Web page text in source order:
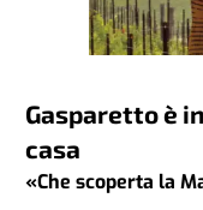
Gasparetto è
casa
«Che scoperta la